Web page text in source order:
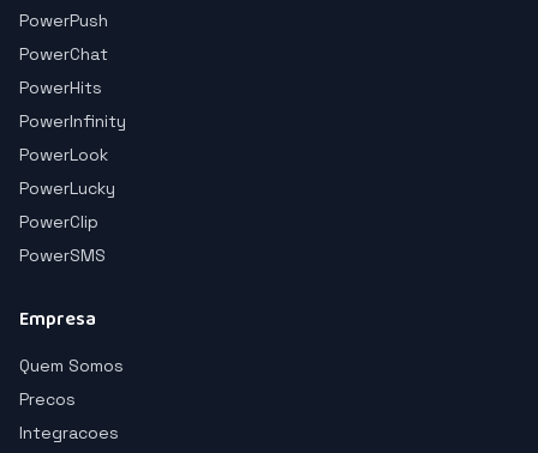
PowerPush
PowerChat
PowerHits
PowerInfinity
PowerLook
PowerLucky
PowerClip
PowerSMS
Empresa
Quem Somos
Precos
Integracoes